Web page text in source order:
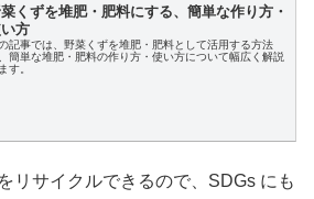
くずを堆肥・肥料にする、簡単な作り方・
方
記事では、野菜くずを堆肥・肥料として活用する方法
簡単な堆肥・肥料の作り方・使い方について幅広く解説
す。
リサイクルできるので、SDGs にも